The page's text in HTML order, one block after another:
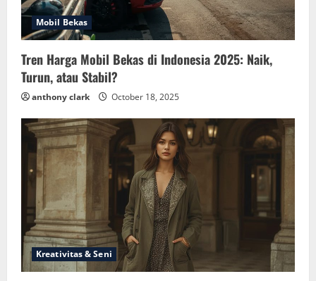
Mobil Bekas
Tren Harga Mobil Bekas di Indonesia 2025: Naik,
Turun, atau Stabil?
anthony clark October 18, 2025
Kreativitas & Seni